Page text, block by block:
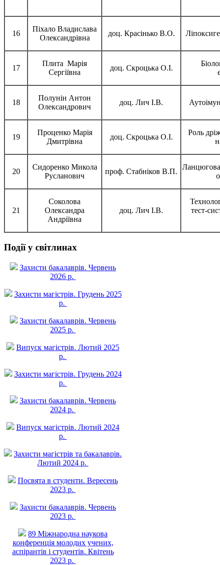
16
Піхало Владислава
Олександрівна
доц. Красінько В.О.
17
Плита Марія
Сергіївна
доц. Скроцька О.І.
18
Полунін Антон
Олександрович
доц. Лич І.В.
19
Проценко Марія
Дмитрівна
доц. Скроцька О.І.
Роль
20
Сидоренко Микола
Русланович
проф. Стабніков В.П.
21
Соколова
Олександра
Андріївна
доц. Лич І.В.
тест-
Події у світлинах
Захисти бакалаврів. Червень
2026 р.
Захисти магістрів. Грудень 2025
р.
Захисти бакалаврів. Червень
2025 р.
Випуск магістрів. Лютий 2025
р.
Захисти магістрів. Грудень 2024
р.
Захисти бакалаврів. Червень
2024 р.
Випуск магістрів. Лютий 2024
р.
Захисти магістрів та бакалаврів.
Лютий 2024 р.
Посвята в студенти. Вересень
2023 р.
Захисти бакалаврів. Червень
2023 р.
89 Міжнародна наукова
конференція молодих учених,
аспірантів і студентів. Квітень
2023 р.